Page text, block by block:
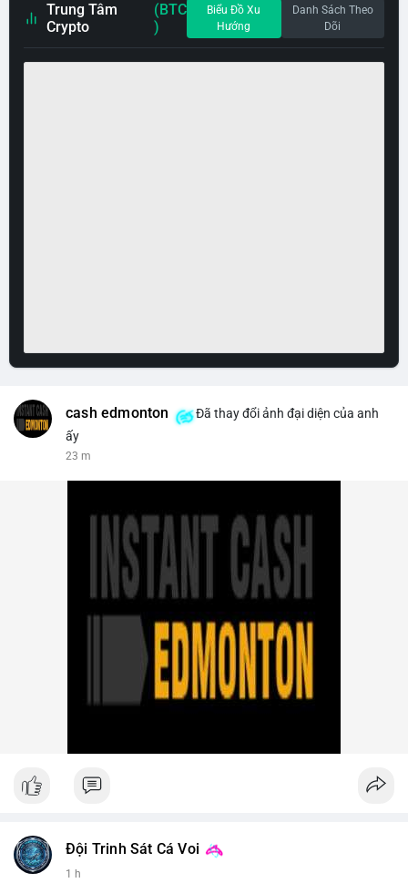
Trung Tâm
Crypto
(BTC
)
Biểu Đồ Xu
Hướng
Danh Sách Theo
Dõi
cash edmonton
Đã thay đổi ảnh đại diện của anh
ấy
23 m
Đội Trinh Sát Cá Voi
1 h